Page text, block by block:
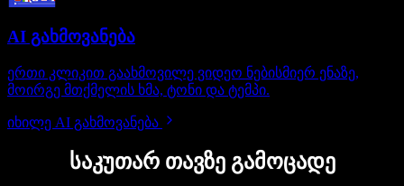
AI გახმოვანება
ერთი კლიკით გაახმოვილე ვიდეო ნებისმიერ ენაზე,
მოირგე მთქმელის ხმა, ტონი და ტემპი.
იხილე AI გახმოვანება
საკუთარ თავზე გამოცადე